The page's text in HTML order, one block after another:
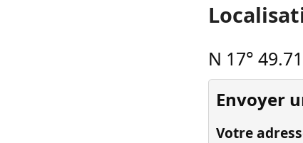
N 17°
Envoyer
Votre